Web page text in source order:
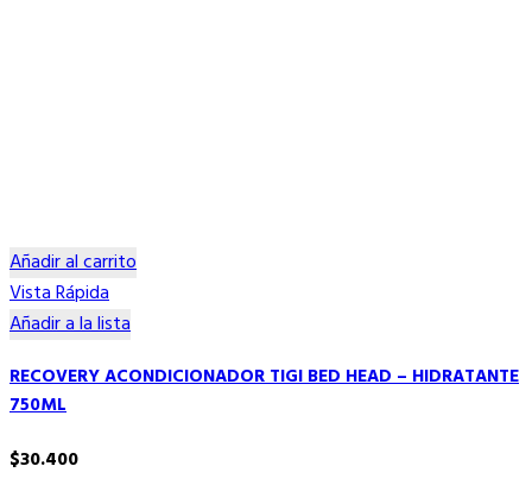
Añadir al carrito
Vista Rápida
Añadir a la lista
RECOVERY ACONDICIONADOR TIGI BED HEAD – HIDRATANTE
750ML
$30.400